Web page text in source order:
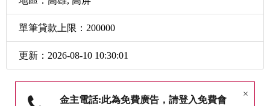
單筆貸款上限：200000
更新：2026-08-10 10:30:01
×
金主電話:此為免費廣告，請登入免費會